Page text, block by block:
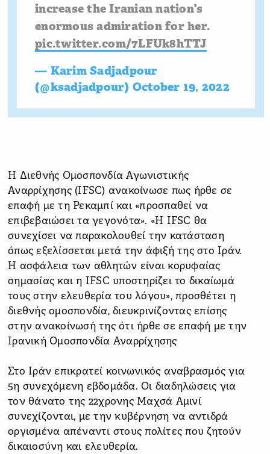
increase the Iranian nation's
enormous admiration for her.
pic.twitter.com/7LFUk8hTTJ
— Karim Sadjadpour
(@ksadjadpour) October 19, 2022
Η Διεθνής Ομοσπονδία Αγωνιστικής
Αναρρίχησης (IFSC) ανακοίνωσε πως ήρθε σε
επαφή με τη Ρεκαμπί και «προσπαθεί να
επιβεβαιώσει τα γεγονότα». «Η IFSC θα
συνεχίσει να παρακολουθεί την κατάσταση
όπως εξελίσσεται μετά την άφιξή της στο Ιράν.
Η ασφάλεια των αθλητών είναι κορυφαίας
σημασίας και η IFSC υποστηρίζει το δικαίωμά
τους στην ελευθερία του λόγου», προσθέτει η
διεθνής ομοσπονδία, διευκρινίζοντας επίσης
στην ανακοίνωσή της ότι ήρθε σε επαφή με την
Ιρανική Ομοσπονδία Αναρρίχησης
Στο Ιράν επικρατεί κοινωνικός αναβρασμός για
5η συνεχόμενη εβδομάδα. Οι διαδηλώσεις για
τον θάνατο της 22χρονης Μαχσά Αμινί
συνεχίζονται, με την κυβέρνηση να αντιδρά
οργισμένα απέναντι στους πολίτες που ζητούν
δικαιοσύνη και ελευθερία.